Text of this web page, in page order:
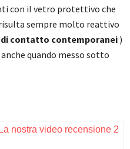
con il vetro protettivo che
sempre molto reattivo
di contatto contemporanei )
quando messo sotto